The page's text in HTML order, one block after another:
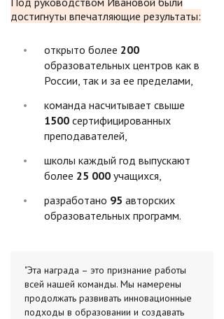
достигнуты впечатляющие результаты:
открыто более 200
образовательных центров как в
России, так и за ее пределами,
команда насчитывает свыше
1500 сертифицированных
преподавателей,
школы каждый год выпускают
более 25 000 учащихся,
разработано 95 авторских
образовательных программ.
"Эта награда – это признание работы
всей нашей команды. Мы намерены
продолжать развивать инновационные
подходы в образовании и создавать